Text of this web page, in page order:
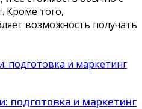
Кроме того,
возможность получать
подготовка и маркетинг